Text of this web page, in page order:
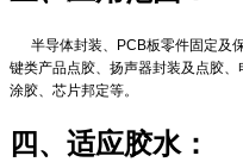
半导体封装、PCB板零件固定及
键类产品点胶、扬声器封装及点胶
涂胶、芯片邦定等。
四 、 适应胶水：